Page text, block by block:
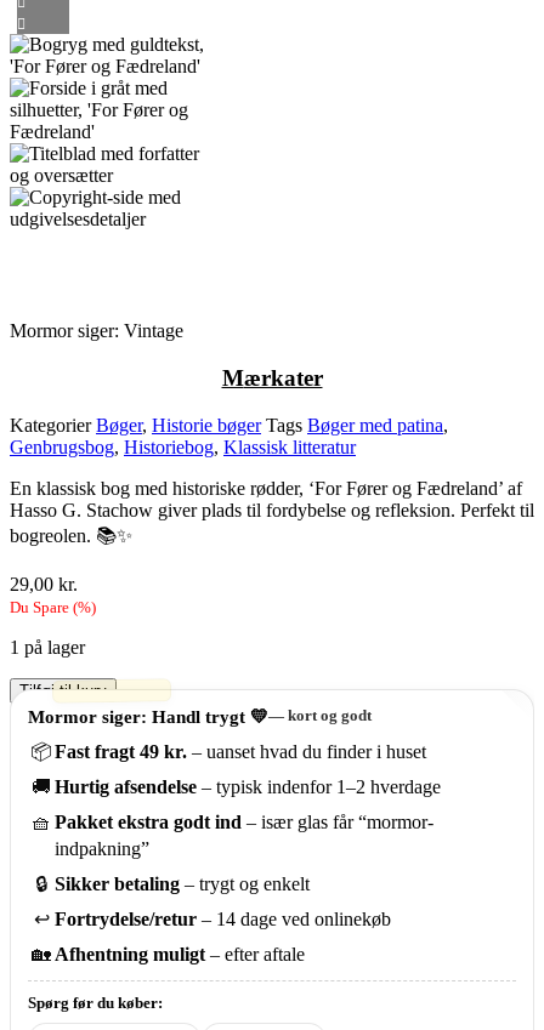
Mormor siger: Vintage
Mærkater
Kategorier Bøger, Historie bøger Tags Bøger med patina,
Genbrugsbog, Historiebog, Klassisk litteratur
En klassisk bog med historiske rødder, ‘For Fører og Fædreland’ af
Hasso G. Stachow giver plads til fordybelse og refleksion. Perfekt til
bogreolen. 📚✨
29,00 kr.
Du Spare (%)
1 på lager
For
Fører
Fædreland
Hasso
Stachow
Tilføj til kurv
Mormor siger: Handl trygt 💛— kort og godt
📦Fast fragt 49 kr. – uanset hvad du finder i huset
🚚 Hurtig afsendelse – typisk indenfor 1–2 hverdage
🧺 Pakket ekstra godt ind – især glas får “mormor-
indpakning”
🔒 Sikker betaling – trygt og enkelt
↩️ Fortrydelse/retur – 14 dage ved onlinekøb
🏡 Afhentning muligt – efter aftale
Spørg før du køber: